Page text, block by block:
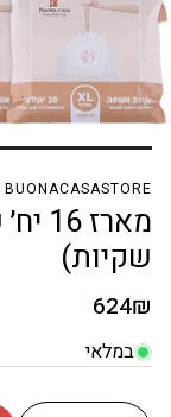
BUONACASASTORE
שקיות)
מחיר
624₪
במלאי